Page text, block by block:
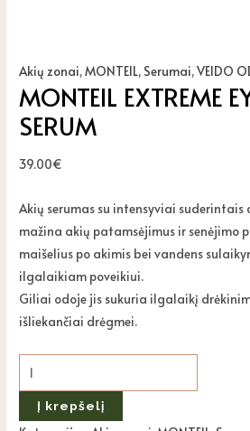
Akių zonai,MONTEIL, Serumai,VEIDO
MONTEIL EXTREME
SERUM
39.00€
Akių serumas su intensyviai
mažina akių patamsėjimus ir senėjimo
maišelius po akimis bei vandens
ilgalaikiam poveikiui.
Giliai odoje jis sukuria ilgalaikį
išliekančiai drėgmei.
Į krepšelį